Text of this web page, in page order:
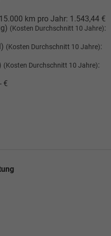
km pro Jahr: 1.543,44 €
(Kosten Durchschnitt 10 Jahre):
(Kosten Durchschnitt 10 Jahre):
(Kosten Durchschnitt 10 Jahre):
€